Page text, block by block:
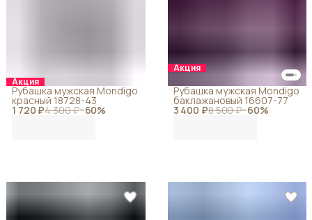
Акция
1 720 ₽4 300 ₽−60%
Рубашка мужская Mondigo
красный 18728-43
Акция
3 400 ₽8 500 ₽−60%
Рубашка мужская Mondigo
баклажановый 16607-77